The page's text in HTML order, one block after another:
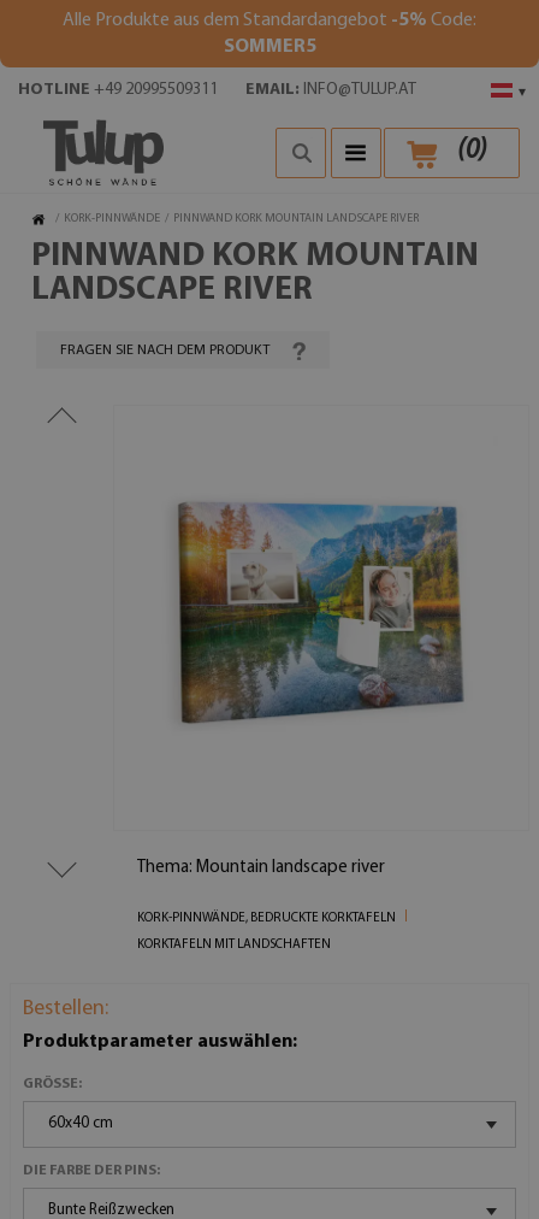
Alle Produkte aus dem Standardangebot -5% Code:
SOMMER5
▾
HOTLINE +49 20995509311 EMAIL: INFO@TULUP.AT
(0)
/ KORK-PINNWÄNDE / PINNWAND KORK MOUNTAIN LANDSCAPE RIVER
PINNWAND KORK MOUNTAIN
LANDSCAPE RIVER
FRAGEN SIE NACH DEM PRODUKT
Thema: Mountain landscape river
KORK-PINNWÄNDE, BEDRUCKTE KORKTAFELN
KORKTAFELN MIT LANDSCHAFTEN
Bestellen:
Produktparameter auswählen:
GRÖSSE:
60x40 cm
DIE FARBE DER PINS:
Bunte Reißzwecken